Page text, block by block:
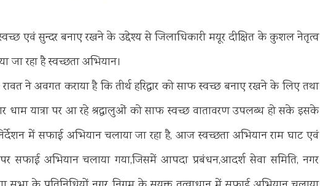
स्वच्छ एवं सुन्दर बनाए रखने के उद्देश्य से जिलाधिकारी मयूर दीक्षित के कुशल नेतृत्व
जा रहा है स्वच्छता अभियान।
ने अवगत कराया है कि तीर्थ हरिद्वार को साफ स्वच्छ बनाए रखने के लिए तथा
चार धाम यात्रा पर आ रहे श्रद्धालुओं को साफ स्वच्छ वातावरण उपलब्ध हो सके इसके
में सफाई अभियान चलाया जा रहा है, आज स्वच्छता अभियान राम घाट एवं
पर सफाई अभियान चलाया गया,जिसमें आपदा प्रबंधन,आदर्श सेवा समिति, नगर